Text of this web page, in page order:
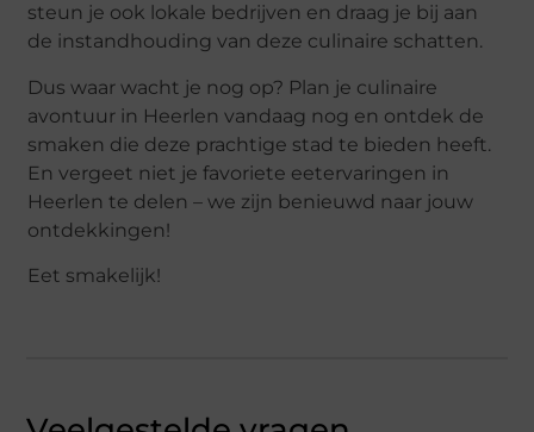
steun je ook lokale bedrijven en draag je bij aan
de instandhouding van deze culinaire schatten.
Dus waar wacht je nog op? Plan je culinaire
avontuur in Heerlen vandaag nog en ontdek de
smaken die deze prachtige stad te bieden heeft.
En vergeet niet je favoriete eetervaringen in
Heerlen te delen – we zijn benieuwd naar jouw
ontdekkingen!
Eet smakelijk!